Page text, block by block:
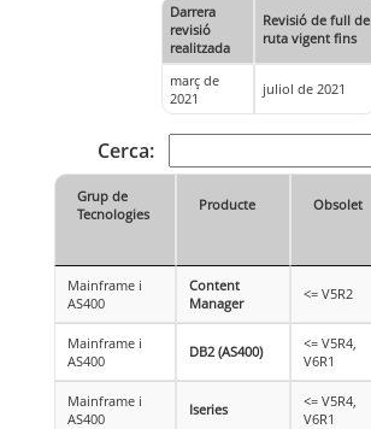
Darrera
revisió
realitzada
Revisió de full de
ruta vigent fins
març de
2021
juliol de 2021
Cerca:
Grup de
Tecnologies
Producte Obsolet
Mainframe i
AS400
Content
Manager
<= V5R2
Mainframe i
AS400
DB2 (AS400)
<= V5R4,
V6R1
Mainframe i
AS400
Iseries
<= V5R4,
V6R1